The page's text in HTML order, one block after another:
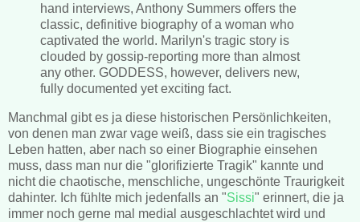
hand interviews, Anthony Summers offers the
classic, definitive biography of a woman who
captivated the world. Marilyn's tragic story is
clouded by gossip-reporting more than almost
any other. GODDESS, however, delivers new,
fully documented yet exciting fact.
Manchmal gibt es ja diese historischen Persönlichkeiten,
von denen man zwar vage weiß, dass sie ein tragisches
Leben hatten, aber nach so einer Biographie einsehen
muss, dass man nur die "glorifizierte Tragik" kannte und
nicht die chaotische, menschliche, ungeschönte Traurigkeit
dahinter. Ich fühlte mich jedenfalls an "Sissi" erinnert, die ja
immer noch gerne mal medial ausgeschlachtet wird und